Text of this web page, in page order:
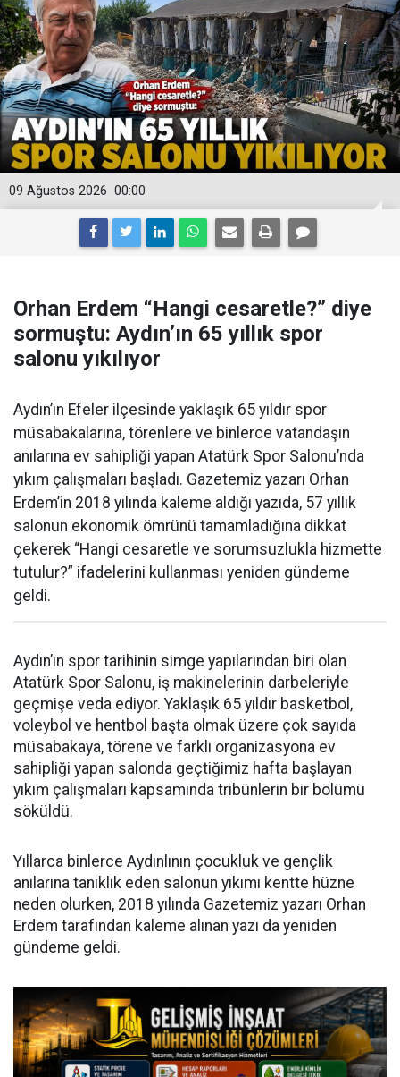
00:00
09 Ağustos 2026
Orhan Erdem “Hangi cesaretle?” diye
sormuştu: Aydın’ın 65 yıllık spor
salonu yıkılıyor
Aydın’ın Efeler ilçesinde yaklaşık 65 yıldır spor
müsabakalarına, törenlere ve binlerce vatandaşın
anılarına ev sahipliği yapan Atatürk Spor Salonu’nda
yıkım çalışmaları başladı. Gazetemiz yazarı Orhan
Erdem’in 2018 yılında kaleme aldığı yazıda, 57 yıllık
salonun ekonomik ömrünü tamamladığına dikkat
çekerek “Hangi cesaretle ve sorumsuzlukla hizmette
tutulur?” ifadelerini kullanması yeniden gündeme
geldi.
Aydın’ın spor tarihinin simge yapılarından biri olan
Atatürk Spor Salonu, iş makinelerinin darbeleriyle
geçmişe veda ediyor. Yaklaşık 65 yıldır basketbol,
voleybol ve hentbol başta olmak üzere çok sayıda
müsabakaya, törene ve farklı organizasyona ev
sahipliği yapan salonda geçtiğimiz hafta başlayan
yıkım çalışmaları kapsamında tribünlerin bir bölümü
söküldü.
Yıllarca binlerce Aydınlının çocukluk ve gençlik
anılarına tanıklık eden salonun yıkımı kentte hüzne
neden olurken, 2018 yılında Gazetemiz yazarı Orhan
Erdem tarafından kaleme alınan yazı da yeniden
gündeme geldi.